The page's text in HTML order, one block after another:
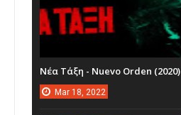
Νέα Τάξη - Nuevo Orden (2020)
Mar 18, 2022